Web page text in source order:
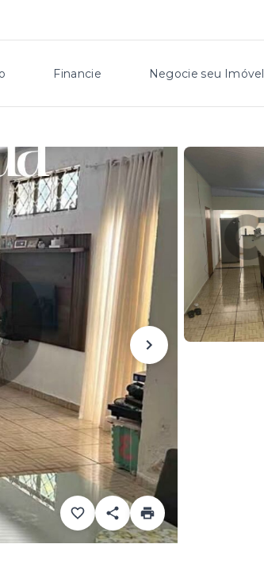
Financie Negocie seu Imóvel